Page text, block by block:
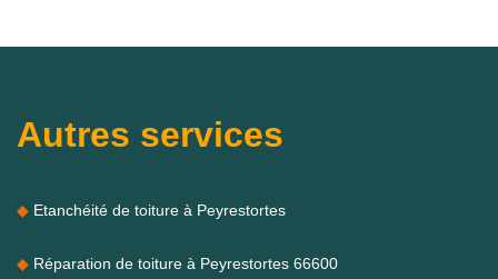
Autres services
Etanchéité de toiture à Peyrestortes
Réparation de toiture à Peyrestortes 66600